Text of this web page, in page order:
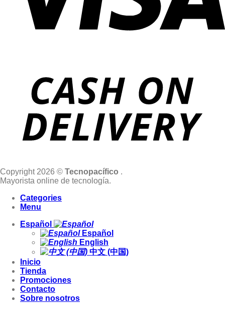
Copyright 2026 © Tecnopacífico .
Mayorista online de tecnología.
Categories
Menu
Español
Español
English
中文 (中国)
Inicio
Tienda
Promociones
Contacto
Sobre nosotros